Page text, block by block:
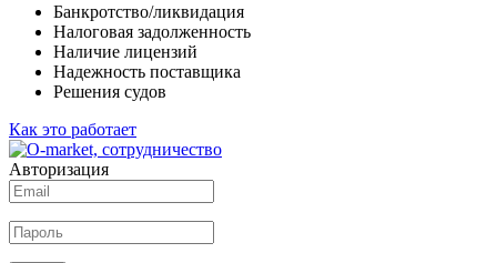
Банкротство/ликвидация
Налоговая задолженность
Наличие лицензий
Надежность поставщика
Решения судов
Как это работает
Авторизация